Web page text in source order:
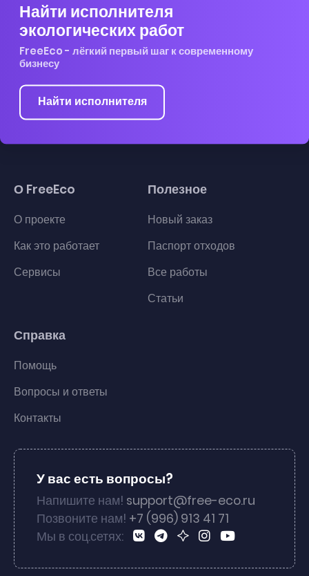
Найти исполнителя
экологических работ
FreeEco - лёгкий первый шаг к современному
бизнесу
Найти исполнителя
О FreeEco
О проекте
Как это работает
Сервисы
Полезное
Новый заказ
Паспорт отходов
Все работы
Статьи
Справка
Помощь
Вопросы и ответы
Контакты
У вас есть вопросы?
Напишите нам! support@free-eco.ru
Позвоните нам! +7 (996) 913 41 71
Мы в соц.сетях: